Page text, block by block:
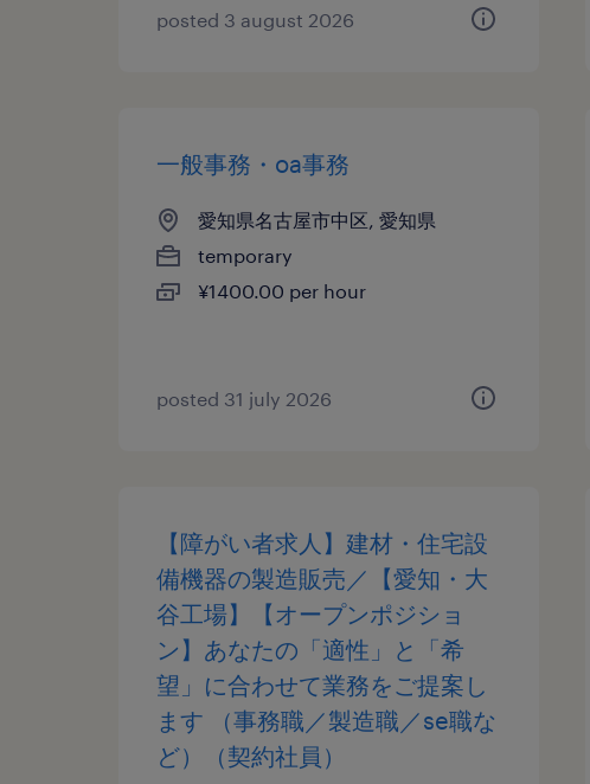
posted 3 august 2026
一般事務・oa事務
愛知県名古屋市中区, 愛知県
temporary
¥1400.00 per hour
posted 31 july 2026
【障がい者求人】建材・住宅設
備機器の製造販売／【愛知・大
谷工場】【オープンポジショ
ン】あなたの「適性」と「希
望」に合わせて業務をご提案し
ます （事務職／製造職／se職な
ど）（契約社員）